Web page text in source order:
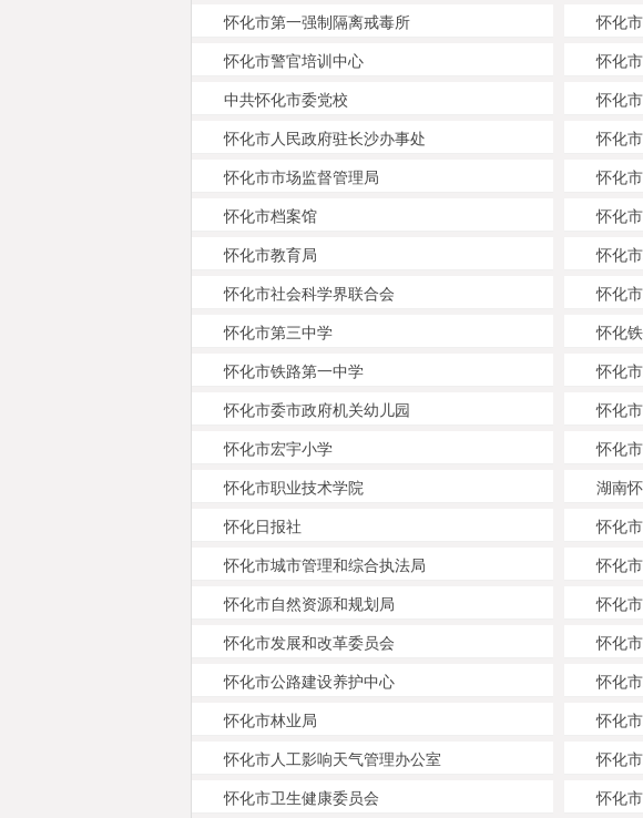
怀化市第一强制隔离戒毒所 怀化
怀化市警官培训中心 怀化
中共怀化市委党校 怀化
怀化市人民政府驻长沙办事处 怀化
怀化市市场监督管理局 怀化
怀化市档案馆 怀化
怀化市教育局 怀化
怀化市社会科学界联合会 怀化
怀化市第三中学 怀化
怀化市铁路第一中学 怀化
怀化市委市政府机关幼儿园 怀化
怀化市宏宇小学 怀化
怀化市职业技术学院 湖南
怀化日报社 怀化
怀化市城市管理和综合执法局 怀化
怀化市自然资源和规划局 怀化
怀化市发展和改革委员会 怀化
怀化市公路建设养护中心 怀化
怀化市林业局 怀化
怀化市人工影响天气管理办公室 怀化
怀化市卫生健康委员会 怀化